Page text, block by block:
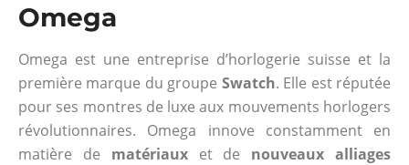
Omega
Omega est une entreprise d’horlogerie suisse et la
première marque du groupe Swatch. Elle est réputée
pour ses montres de luxe aux mouvements horlogers
révolutionnaires. Omega innove constamment en
matière de matériauxet de nouveaux alliages